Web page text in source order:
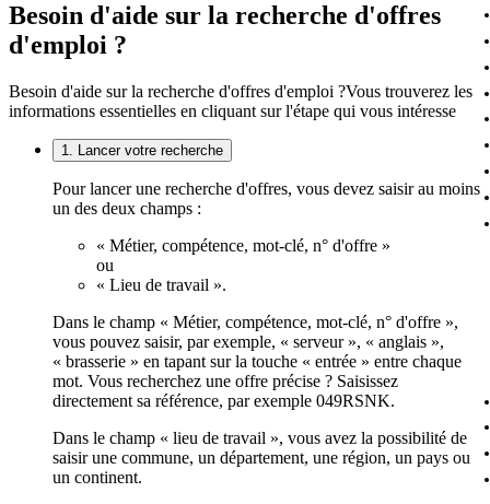
Besoin d'aide sur la recherche d'offres
d'emploi ?
Besoin d'aide sur la recherche d'offres d'emploi ?Vous trouverez les
informations essentielles en cliquant sur l'étape qui vous intéresse
1. Lancer votre recherche
Pour lancer une recherche d'offres, vous devez saisir au moins
un des deux champs :
« Métier, compétence, mot-clé, n° d'offre »
ou
« Lieu de travail ».
Dans le champ « Métier, compétence, mot-clé, n° d'offre »,
vous pouvez saisir, par exemple, « serveur », « anglais »,
« brasserie » en tapant sur la touche « entrée » entre chaque
mot. Vous recherchez une offre précise ? Saisissez
directement sa référence, par exemple 049RSNK.
Dans le champ « lieu de travail », vous avez la possibilité de
saisir une commune, un département, une région, un pays ou
un continent.